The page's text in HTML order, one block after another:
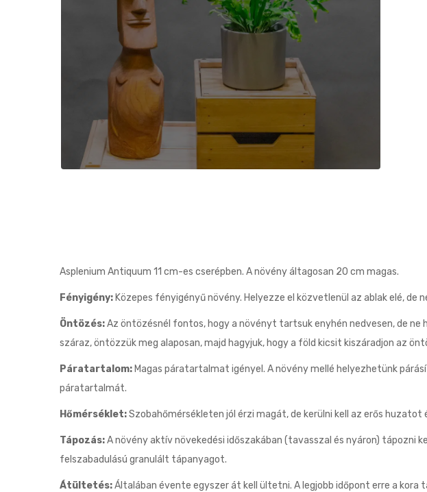
Asplenium Antiquum 11 cm-es cserépben. A növény áltagosan 20 cm magas.
Fényigény: Közepes fényigényű növény. Helyezze el közvetlenül az ablak elé, de
Öntözés:Az öntözésnél fontos, hogy a növényt tartsuk enyhén nedvesen, de
száraz, öntözzük meg alaposan, majd hagyjuk, hogy a föld kicsit kiszáradjon az
Páratartalom: Magas páratartalmat igényel. A növény mellé helyezhetünk
páratartalmát.
Hőmérséklet:Szobahőmérsékleten jól érzi magát, de kerülni kell az erős huzatot
Tápozás:A növény aktív növekedési időszakában (tavasszal és nyáron) tápozni
felszabadulású granulált tápanyagot.
Átültetés:Általában évente egyszer át kell ültetni. A legjobb időpont erre a kora